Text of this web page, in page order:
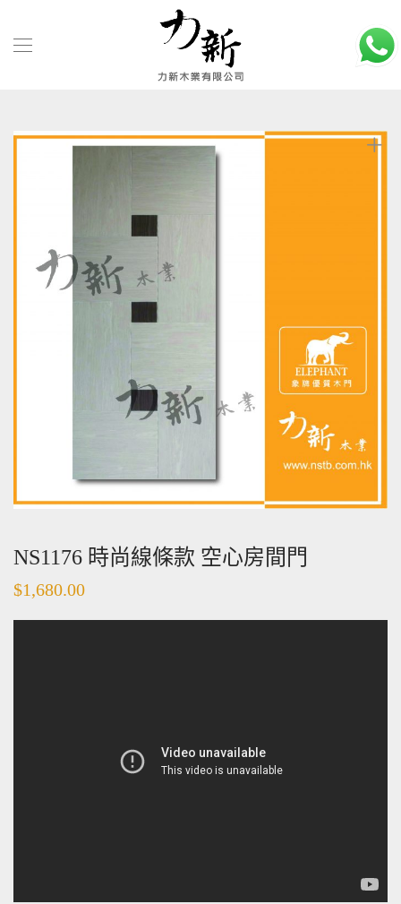
NS1176 時尚線條款 空心房間門
$1,680.00